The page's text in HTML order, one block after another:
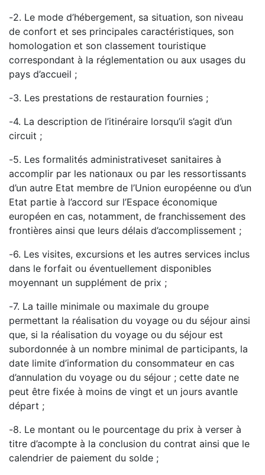
-2. Le mode d’hébergement, sa situation, son niveau
de confort et ses principales caractéristiques, son
homologation et son classement touristique
correspondant à la réglementation ou aux usages du
pays d’accueil ;
-3. Les prestations de restauration fournies ;
-4. La description de l’itinéraire lorsqu’il s’agit d’un
circuit ;
-5. Les formalités administrativeset sanitaires à
accomplir par les nationaux ou par les ressortissants
d’un autre Etat membre de l’Union européenne ou d’un
Etat partie à l’accord sur l’Espace économique
européen en cas, notamment, de franchissement des
frontières ainsi que leurs délais d’accomplissement ;
-6. Les visites, excursions et les autres services inclus
dans le forfait ou éventuellement disponibles
moyennant un supplément de prix ;
-7. La taille minimale ou maximale du groupe
permettant la réalisation du voyage ou du séjour ainsi
que, si la réalisation du voyage ou du séjour est
subordonnée à un nombre minimal de participants, la
date limite d’information du consommateur en cas
d’annulation du voyage ou du séjour ; cette date ne
peut être fixée à moins de vingt et un jours avantle
départ ;
-8. Le montant ou le pourcentage du prix à verser à
titre d’acompte à la conclusion du contrat ainsi que le
calendrier de paiement du solde ;